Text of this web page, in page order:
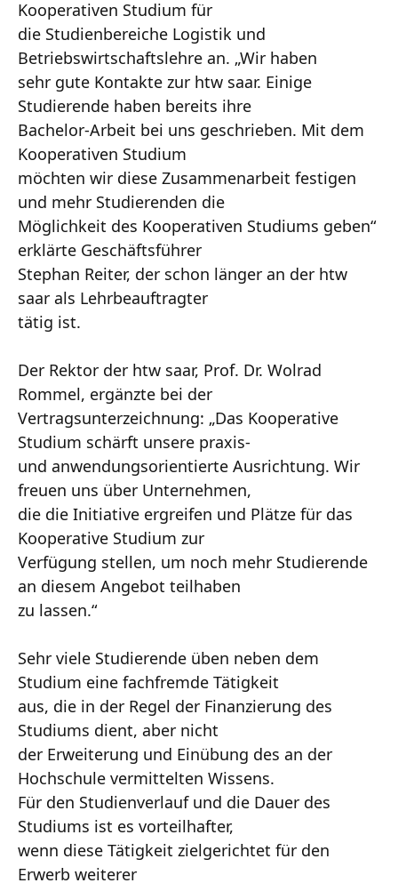
Kooperativen Studium für
die Studienbereiche Logistik und
Betriebswirtschaftslehre an. „Wir haben
sehr gute Kontakte zur htw saar. Einige
Studierende haben bereits ihre
Bachelor-Arbeit bei uns geschrieben. Mit dem
Kooperativen Studium
möchten wir diese Zusammenarbeit festigen
und mehr Studierenden die
Möglichkeit des Kooperativen Studiums geben“
erklärte Geschäftsführer
Stephan Reiter, der schon länger an der htw
saar als Lehrbeauftragter
tätig ist.
Der Rektor der htw saar, Prof. Dr. Wolrad
Rommel, ergänzte bei der
Vertragsunterzeichnung: „Das Kooperative
Studium schärft unsere praxis-
und anwendungsorientierte Ausrichtung. Wir
freuen uns über Unternehmen,
die die Initiative ergreifen und Plätze für das
Kooperative Studium zur
Verfügung stellen, um noch mehr Studierende
an diesem Angebot teilhaben
zu lassen.“
Sehr viele Studierende üben neben dem
Studium eine fachfremde Tätigkeit
aus, die in der Regel der Finanzierung des
Studiums dient, aber nicht
der Erweiterung und Einübung des an der
Hochschule vermittelten Wissens.
Für den Studienverlauf und die Dauer des
Studiums ist es vorteilhafter,
wenn diese Tätigkeit zielgerichtet für den
Erwerb weiterer